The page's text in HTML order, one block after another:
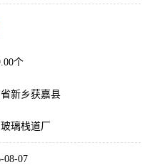
个
新乡获嘉县
璃栈道厂
08-07